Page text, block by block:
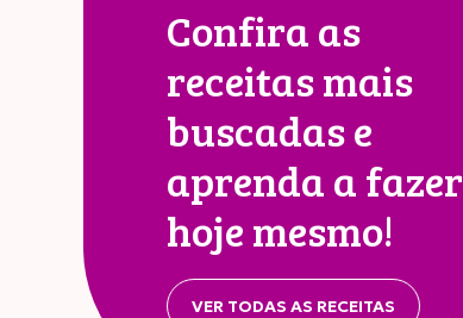
Confira as
receitas mais
buscadas e
aprenda a fazer
hoje mesmo!
VER TODAS AS RECEITAS